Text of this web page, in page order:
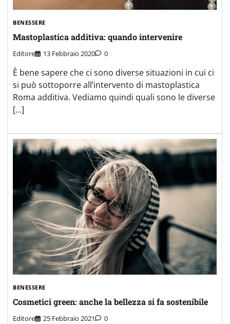
BENESSERE
Mastoplastica additiva: quando intervenire
Editore 13 Febbraio 2020 0
È bene sapere che ci sono diverse situazioni in cui ci
si può sottoporre all’intervento di mastoplastica
Roma additiva. Vediamo quindi quali sono le diverse
[…]
BENESSERE
Cosmetici green: anche la bellezza si fa sostenibile
Editore 25 Febbraio 2021 0